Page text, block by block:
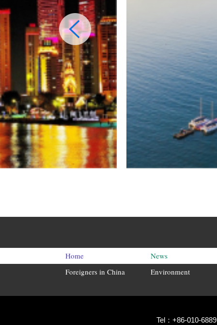
Home
News
Foreigners in China
Environment
Tel：+86-010-